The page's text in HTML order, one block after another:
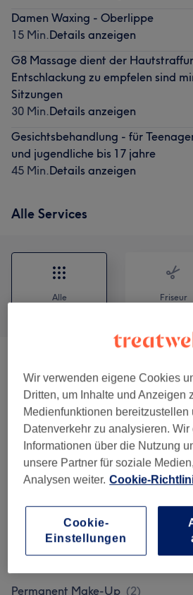
Damen Waxing - Oberlippe
15 Min.Details anzeigen
G8 Massage dient der
Entschlackung zu empfelen sind
Sitzungen
30 Min.Details anzeigen
Gesichtsbehandlung - für
und jugendliche bis 17 jahre
45 Min.Details anzeigen
Alle Services
Alle Friseur
Beratung Buchbar) (2)
Gesichtsbehandlungen (6)
Augenbrauen &
Make-Up ( 2)
Massagen (1)
Zahnaufhellung (1)
Permanent Make-Up (2)
Wir verwenden eigene Cookies
Dritten, um Inhalte und Anzeigen
Medienfunktionen bereitzustellen
Datenverkehr zu analysieren. Wir
Informationen über die Nutzung
unsere Partner für soziale
Analysen weiter. Cookie-
Cookie-
Einstellungen